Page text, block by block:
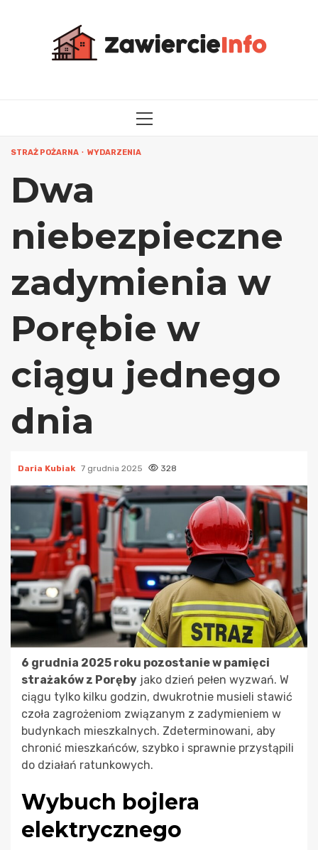
MENU
STRAŻ POŻARNA WYDARZENIA
Dwa
niebezpieczne
zadymienia w
Porębie w
ciągu jednego
dnia
Daria Kubiak 7 grudnia 2025 328
6 grudnia 2025 roku pozostanie w pamięci
strażaków z Poręby jako dzień pełen wyzwań. W
ciągu tylko kilku godzin, dwukrotnie musieli stawić
czoła zagrożeniom związanym z zadymieniem w
budynkach mieszkalnych. Zdeterminowani, aby
chronić mieszkańców, szybko i sprawnie przystąpili
do działań ratunkowych.
Wybuch bojlera
elektrycznego